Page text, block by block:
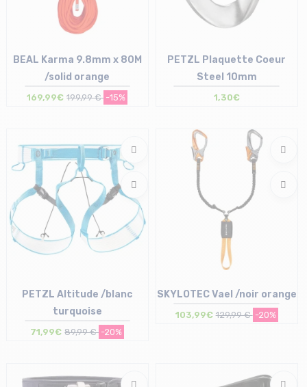
BEAL Karma 9.8mm x 80M
/solid orange
169,99€ 199,99 € -15%
PETZL Plaquette Coeur
Steel 10mm
1,30€
PETZL Altitude /blanc
turquoise
71,99€ 89,99 € -20%
SKYLOTEC Vael /noir orange
103,99€ 129,99 € -20%